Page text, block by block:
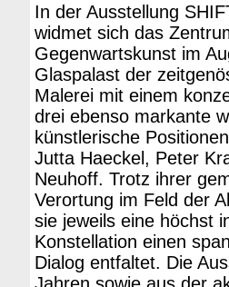
In der Ausstellung
widmet sich das
Gegenwartskunst im
Glaspalast der
Malerei mit einem
drei ebenso markante
künstlerische
Jutta Haeckel, Peter
Neuhoff. Trotz ihrer
Verortung im Feld der
sie jeweils eine höchst
Konstellation einen
Dialog entfaltet. Die